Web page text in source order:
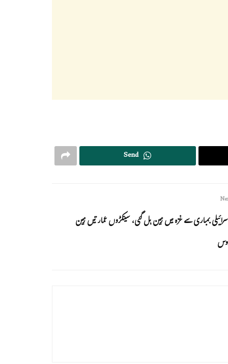
Send
بمباری سے غزہ میں زمین ہل گئی، سینکڑوں عمار تیں زمین